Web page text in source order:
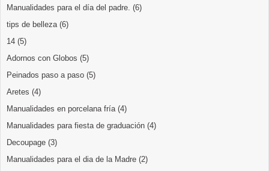
Manualidades para el día del padre. (6)
tips de belleza (6)
14 (5)
Adornos con Globos (5)
Peinados paso a paso (5)
Aretes (4)
Manualidades en porcelana fría (4)
Manualidades para fiesta de graduación (4)
Decoupage (3)
Manualidades para el dia de la Madre (2)